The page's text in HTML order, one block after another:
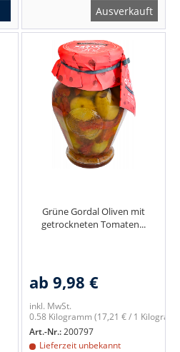
Ausverkauft
Grüne Gordal Oliven mit
getrockneten Tomaten...
ab 9,98 €
inkl. MwSt.
0.58 Kilogramm(17,21 € / 1
Art.-Nr.:200797
Lieferzeit unbekannt